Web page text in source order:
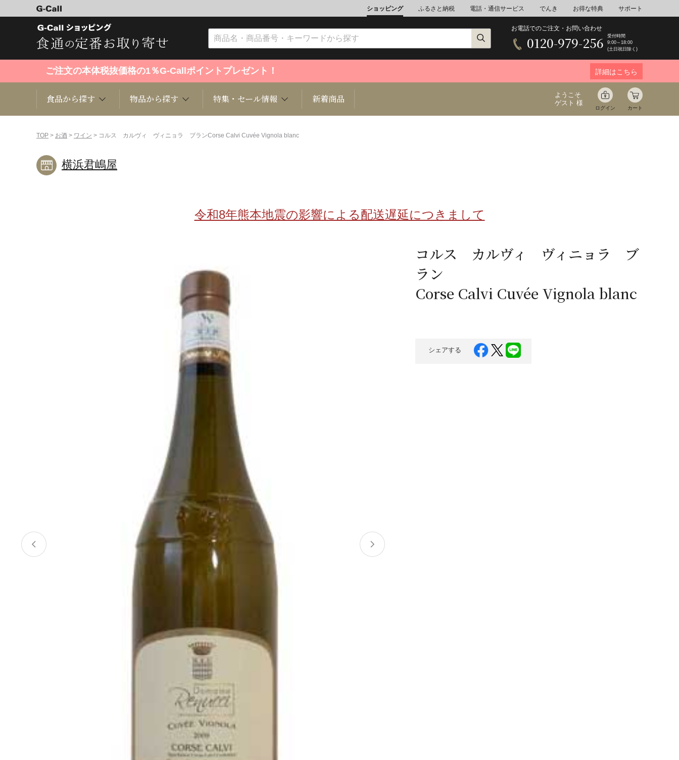
ショッピング ふるさと納税 電話・通信サービス でんき お得な特典 サポート
お電話でのご注文・お問い合わせ
0120-979-256
受付時間
9:00～18:00
(土日祝日除く)
ご注文の本体税抜価格の1％G-Callポイントプレゼント！ 詳細はこちら
食品から探す
くだもの
豊洲お取り寄せ 健康/美容
物品から探す
趣味・雑貨
特集・セール情報 新着商品
ようこそ
ゲスト 様
ログイン カート
TOP > お酒 > ワイン > コルス カルヴィ ヴィニョラ ブランCorse Calvi Cuvée Vignola blanc
横浜君嶋屋
令和8年熊本地震の影響による配送遅延につきまして
コルス カルヴィ ヴィニョラ ブ
ラン
Corse Calvi Cuvée Vignola blanc
シェアする